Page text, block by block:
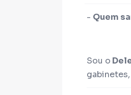
- Quem
Sou o